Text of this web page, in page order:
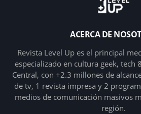
ACERCA DE
Revista Level Up es el principal
especializado en cultura geek, tech
Central, con +2.3 millones de
de tv, 1 revista impresa y 2
medios de comunicación masivos
región.